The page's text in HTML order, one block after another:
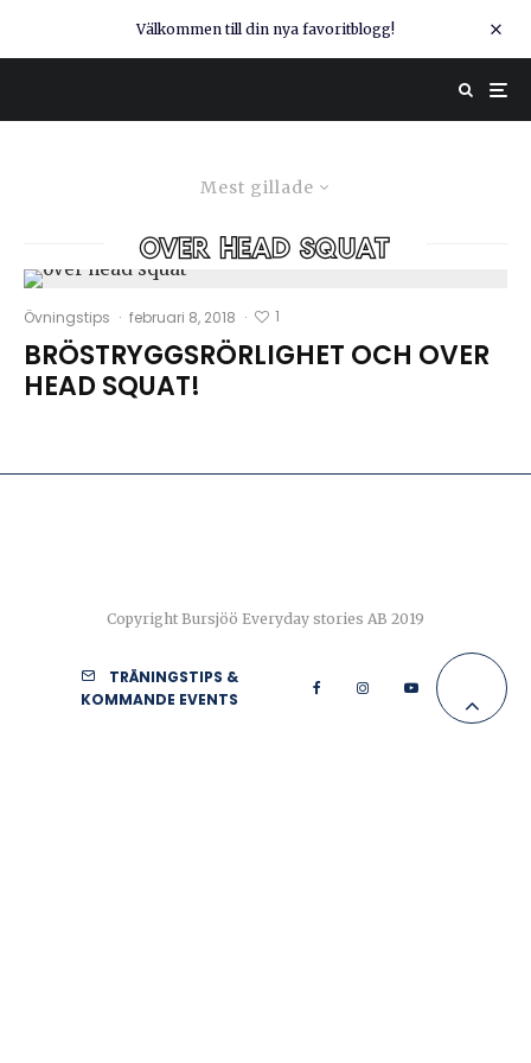
Välkommen till din nya favoritblogg!
Mest gillade
over head squat
Övningstips · februari 8, 2018 · 1
BRÖSTRYGGSRÖRLIGHET OCH OVER
HEAD SQUAT!
Copyright Bursjöö Everyday stories AB 2019
TRÄNINGSTIPS &
KOMMANDE EVENTS